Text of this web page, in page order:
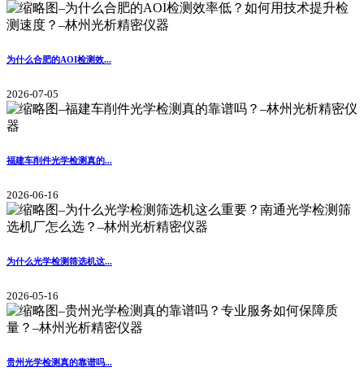
为什么合肥的AOI检测效...
2026-07-05
福建车削件光学检测真的...
2026-06-16
为什么光学检测筛选机这...
2026-05-16
贵州光学检测真的靠谱吗...